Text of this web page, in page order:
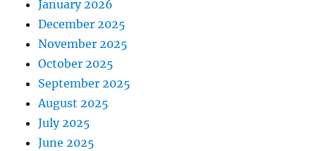
January 2026
December 2025
November 2025
October 2025
September 2025
August 2025
July 2025
June 2025